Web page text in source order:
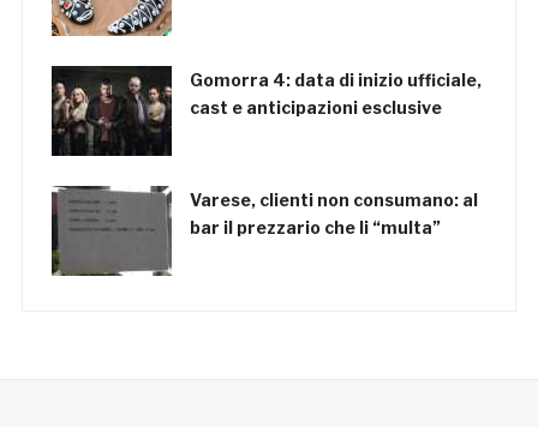
Gomorra 4: data di inizio ufficiale,
cast e anticipazioni esclusive
Varese, clienti non consumano: al
bar il prezzario che li “multa”